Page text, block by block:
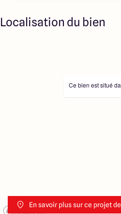
Localisation du bien
En savoir plus sur ce projet
Ce bien est situé